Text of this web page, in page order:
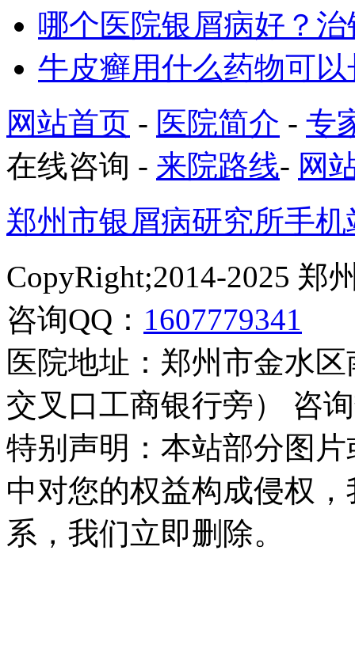
哪个医院银屑病好？
牛皮癣用什么药物可
网站首页 - 医院简介 - 专
在线咨询 - 来院路线- 网
郑州市银屑病研究所手机
CopyRight;2014-2025 郑
咨询QQ： 1607779341
医院地址：郑州市金水
交叉口工商银行旁） 咨
特别声明：本站部分图
中对您的权益构成侵权
系，我们立即删除。